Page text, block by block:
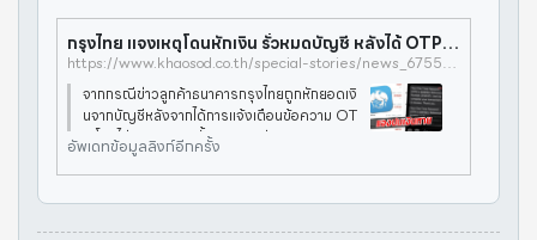
กรุงไทย แจงเหตุโดนหักเงิน รั่วหมดบัญชี หลังได้ OTP พบสาเหตุรั่ว - ข่าวสด
https://www.khaosod.co.th/special-stories/news_6755702
จากกรณีข่าวลูกค้าธนาคารกรุงไทยถูกหักยอดเงิ
นจากบัญชีหลังจากได้การแจ้งเตือนข้อความ OT
P โดยไม่ทราบสาเหตุนั้น เกาะติดข่าว กดติดตาม
ข่าวสด เมื่อวันที่ 28 พ.ย. ธนาคารฯ ไ
อัพเดทข้อมูลลิงก์อีกครั้ง